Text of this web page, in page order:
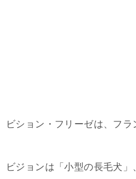
ビション・フリーゼは、フラ
ビジョンは「小型の長毛犬